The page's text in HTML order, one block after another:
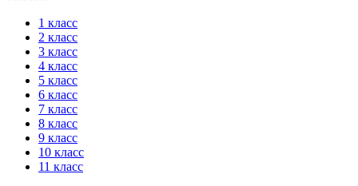
1 класс
2 класс
3 класс
4 класс
5 класс
6 класс
7 класс
8 класс
9 класс
10 класс
11 класс